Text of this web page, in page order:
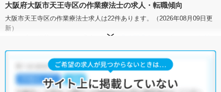
大阪府大阪市天王寺区の作業療法士の求人・転職傾向
大阪市天王寺区の作業療法士求人は22件あります。（2026年08月09日更
新）
サイト上に掲載されている求人の他に、
う求人を提案させていただきます。
大阪市天王寺区の作業療法士求人では以下のような条件が人気です。
土日祝休・積極採用中・残業少なめ・正社員(正職員)